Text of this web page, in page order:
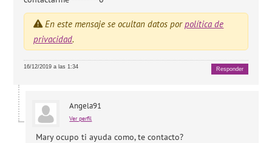
En este mensaje se ocultan datos porpolítica de
privacidad.
16/12/2019 a las 1:34 Responder
Angela91
Ver perfil
Mary ocupo ti ayuda como, te contacto?